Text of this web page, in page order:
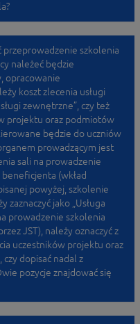
szkolenia
należeć będzie
opracowanie
koszt zlecenia usługi
zewnętrzne”, czy też
projektu oraz podmiotów
będzie do uczniów
prowadzącym jest
sali na prowadzenie
(wkład
powyżej, szkolenie
jako „Usługa
prowadzenie szkolenia
JST), należy oznaczyć z
uczestników projektu oraz
dopisać nadal z
pozycje znajdować się